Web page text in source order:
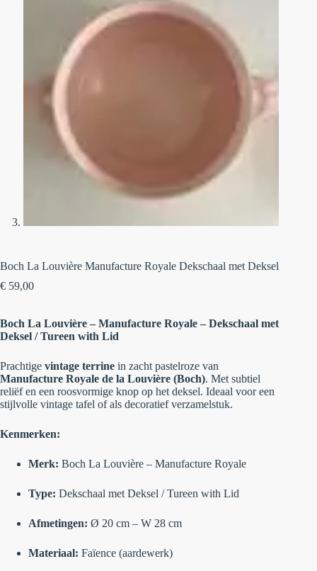
Boch La Louvière Manufacture Royale Dekschaal met Deksel
€ 59,00
Boch La Louvière – Manufacture Royale – Dekschaal met
Deksel / Tureen with Lid
Prachtige vintage terrine in zacht pastelroze van
Manufacture Royale de la Louvière (Boch). Met subtiel
reliëf en een roosvormige knop op het deksel. Ideaal voor een
stijlvolle vintage tafel of als decoratief verzamelstuk.
Kenmerken:
Merk: Boch La Louvière – Manufacture Royale
Type: Dekschaal met Deksel / Tureen with Lid
Afmetingen: Ø 20 cm – W 28 cm
Materiaal: Faïence (aardewerk)